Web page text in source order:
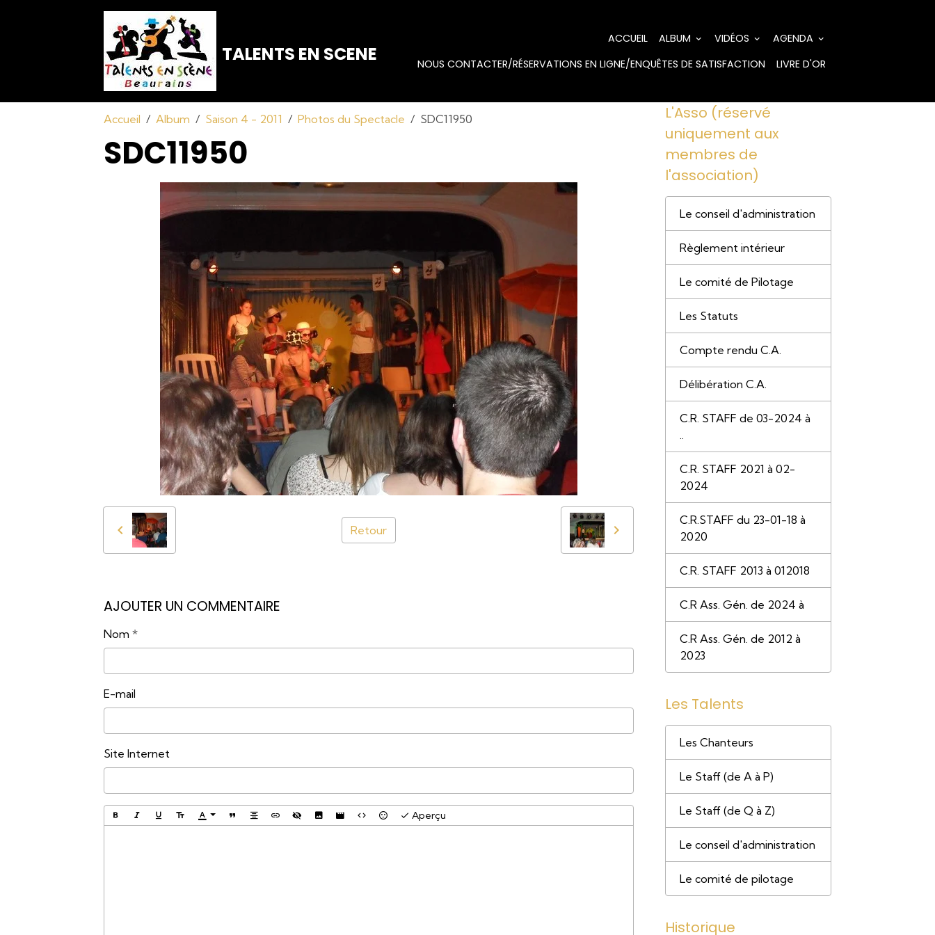
TALENTS EN SCENE
ACCUEIL ALBUM VIDÉOS
AGENDA
NOUS CONTACTER/RÉSERVATIONS EN LIGNE/ENQUÊTES DE SATISFACTION
LIVRE D'OR
Accueil Album Saison 4 - 2011 Photos du Spectacle SDC11950
SDC11950
Retour
AJOUTER UN COMMENTAIRE
Nom
E-mail
Site Internet
Aperçu
L'Asso (réservé
uniquement aux
membres de
l'association)
Le conseil d'administration
Règlement intérieur
Le comité de Pilotage
Les Statuts
Compte rendu C.A.
Délibération C.A.
C.R. STAFF de 03-2024 à
..
C.R. STAFF 2021 à 02-
2024
C.R.STAFF du 23-01-18 à
2020
C.R. STAFF 2013 à 012018
C.R Ass. Gén. de 2024 à
C.R Ass. Gén. de 2012 à
2023
Les Talents
Les Chanteurs
Le Staff (de A à P)
Le Staff (de Q à Z)
Le conseil d'administration
Le comité de pilotage
Historique